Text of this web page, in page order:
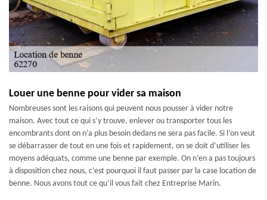
Louer une benne pour vider sa maison
Nombreuses sont les raisons qui peuvent nous pousser à vider notre
maison. Avec tout ce qui s’y trouve, enlever ou transporter tous les
encombrants dont on n’a plus besoin dedans ne sera pas facile. Si l’on veut
se débarrasser de tout en une fois et rapidement, on se doit d’utiliser les
moyens adéquats, comme une benne par exemple. On n’en a pas toujours
à disposition chez nous, c’est pourquoi il faut passer par la case location de
benne. Nous avons tout ce qu’il vous fait chez Entreprise Marin.